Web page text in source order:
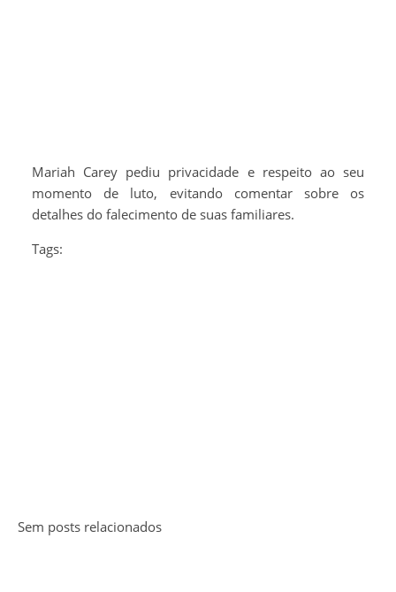
Mariah Carey pediu privacidade e respeito ao seu
momento de luto, evitando comentar sobre os
detalhes do falecimento de suas familiares.
Tags:
Sem posts relacionados